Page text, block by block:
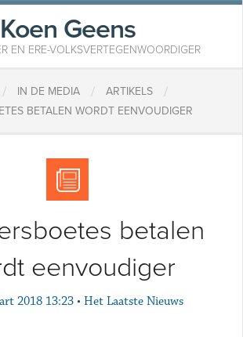
Koen Geens
EN ERE-VOLKSVERTEGENWOORDIGER
/ IN DE MEDIA / ARTIKELS /
BETALEN WORDT EENVOUDIGER
betalen
eenvoudiger
2018 13:23 • Het Laatste Nieuws